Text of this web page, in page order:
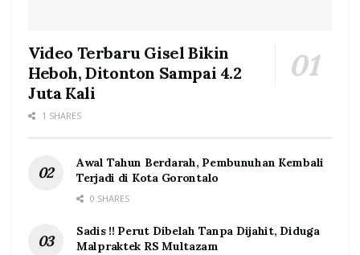
Video Terbaru Gisel Bikin
Heboh, Ditonton Sampai 4.2
Juta Kali
1 SHARES
Awal Tahun Berdarah, Pembunuhan Kembali
Terjadi di Kota Gorontalo
0 SHARES
Sadis !! Perut Dibelah Tanpa Dijahit, Diduga
Malpraktek RS Multazam